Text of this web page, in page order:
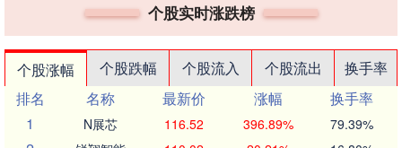
个股实时涨跌榜
个股涨幅 个股跌幅 个股流入 个股流出
换手率
排名
名称 最新价 涨幅
换手率
1
N展芯 116.52 396.89% 79.39%